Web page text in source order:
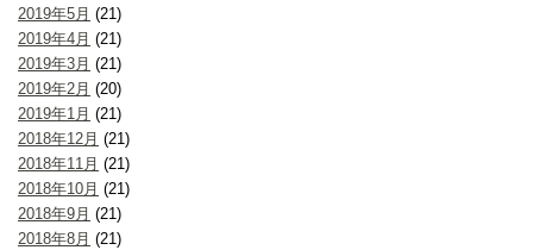
2019年5月 (21)
2019年4月 (21)
2019年3月 (21)
2019年2月 (20)
2019年1月 (21)
2018年12月 (21)
2018年11月 (21)
2018年10月 (21)
2018年9月 (21)
2018年8月 (21)